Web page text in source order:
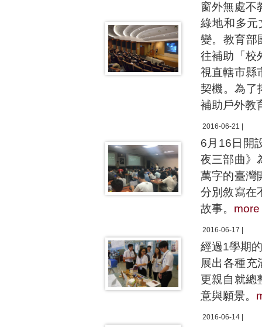
窗外無處不
綠地和多元
變。教育部
往補助「校
視直轄市縣
契機。為了
補助戶外教
2016-06-21 |
6月16日開
夜三部曲》
萬字的臺灣
分別敘寫在
故事。 more
2016-06-17 |
經過1學期
展出各種充
更親自就總
意與願景。
2016-06-14 |